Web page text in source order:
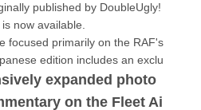
published by DoubleUgly!
now available.
focused primarily on the RAF's
edition includes an exclu
expanded photo
on the Fleet Ai